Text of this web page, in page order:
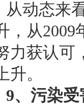
从动态来
，从2009
力获认可
升。
9、污染